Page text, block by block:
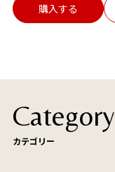
購入する
Category
カテゴリー